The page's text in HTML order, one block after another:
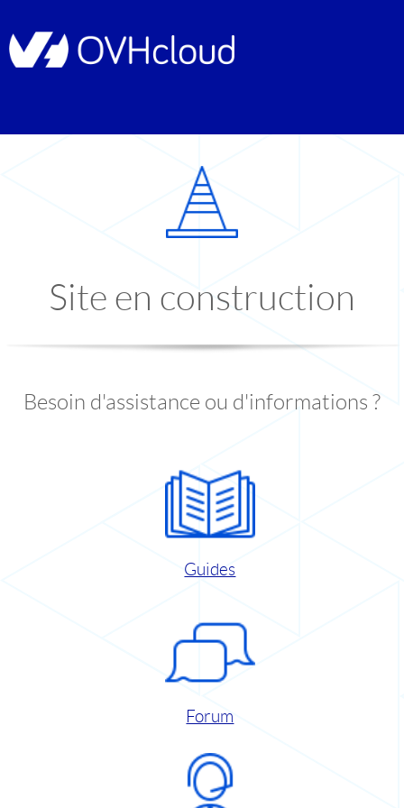
Site en construction
Besoin d'assistance ou d'informations ?
Guides
Forum